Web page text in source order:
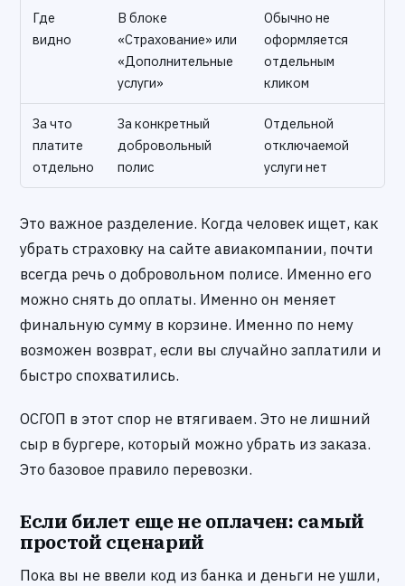
Где
видно
В блоке
«Страхование» или
«Дополнительные
услуги»
Обычно не
оформляется
отдельным
кликом
За что
платите
отдельно
За конкретный
добровольный
полис
Отдельной
отключаемой
услуги нет
Это важное разделение. Когда человек ищет, как
убрать страховку на сайте авиакомпании, почти
всегда речь о добровольном полисе. Именно его
можно снять до оплаты. Именно он меняет
финальную сумму в корзине. Именно по нему
возможен возврат, если вы случайно заплатили и
быстро спохватились.
ОСГОП в этот спор не втягиваем. Это не лишний
сыр в бургере, который можно убрать из заказа.
Это базовое правило перевозки.
Если билет еще не оплачен: самый
простой сценарий
Пока вы не ввели код из банка и деньги не ушли,